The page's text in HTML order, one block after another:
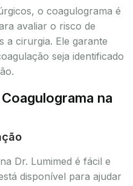
o coagulograma é
avaliar o risco de
a cirurgia. Ele garante
seja identificado
na
Dr. Lumimed é fácil e
disponível para ajudar